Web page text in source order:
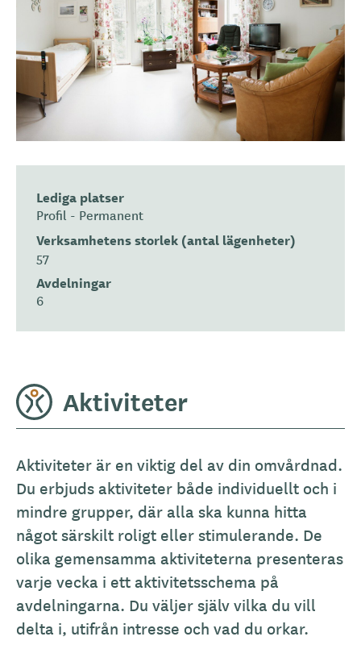
Lediga platser
Profil - Permanent
Verksamhetens storlek (antal lägenheter)
57
Avdelningar
6
Aktiviteter
Aktiviteter är en viktig del av din omvårdnad.
Du erbjuds aktiviteter både individuellt och i
mindre grupper, där alla ska kunna hitta
något särskilt roligt eller stimulerande. De
olika gemensamma aktiviteterna presenteras
varje vecka i ett aktivitetsschema på
avdelningarna. Du väljer själv vilka du vill
delta i, utifrån intresse och vad du orkar.